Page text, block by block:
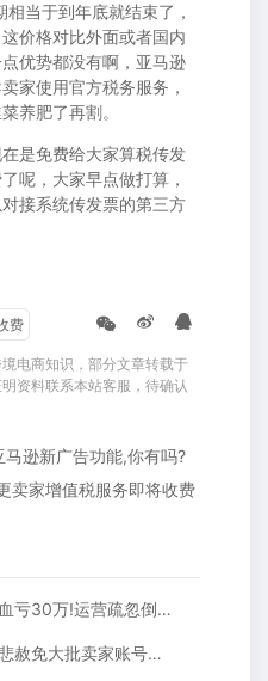
当于到年底就结束了，
价格对比外面或者国内
优势都没有啊，亚马逊
家使用官方税务服务，
养肥了再割。
是免费给大家算税传发
呢，大家早点做打算，
接系统传发票的第三方
费
电商知识，部分文章转载于
资料联系本站客服，待确认
马逊新广告功能,你有吗?
卖家增值税服务即将收费
痛心!折上折亚马逊卖家血亏30万!运营疏忽倒贴6万...
起死回生!亚马逊大发慈悲赦免大批卖家账号，严查之风将停歇?